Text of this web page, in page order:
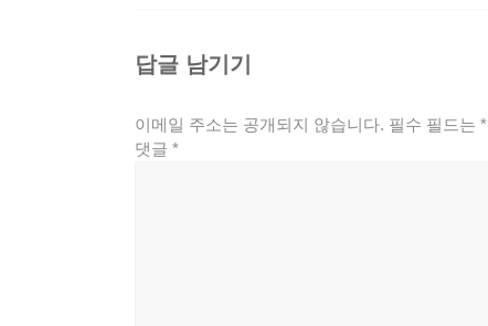
답글 남기기
이메일 주소는 공개되지 않습니다. 필수 필드는 *
댓글 *